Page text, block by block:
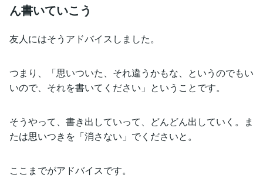
ん書いていこう
友人にはそうアドバイスしました。
つまり、「思いついた、それ違うかもな、というのでもい
いので、それを書いてください」ということです。
そうやって、書き出していって、どんどん出していく。ま
たは思いつきを「消さない」でくださいと。
ここまでがアドバイスです。